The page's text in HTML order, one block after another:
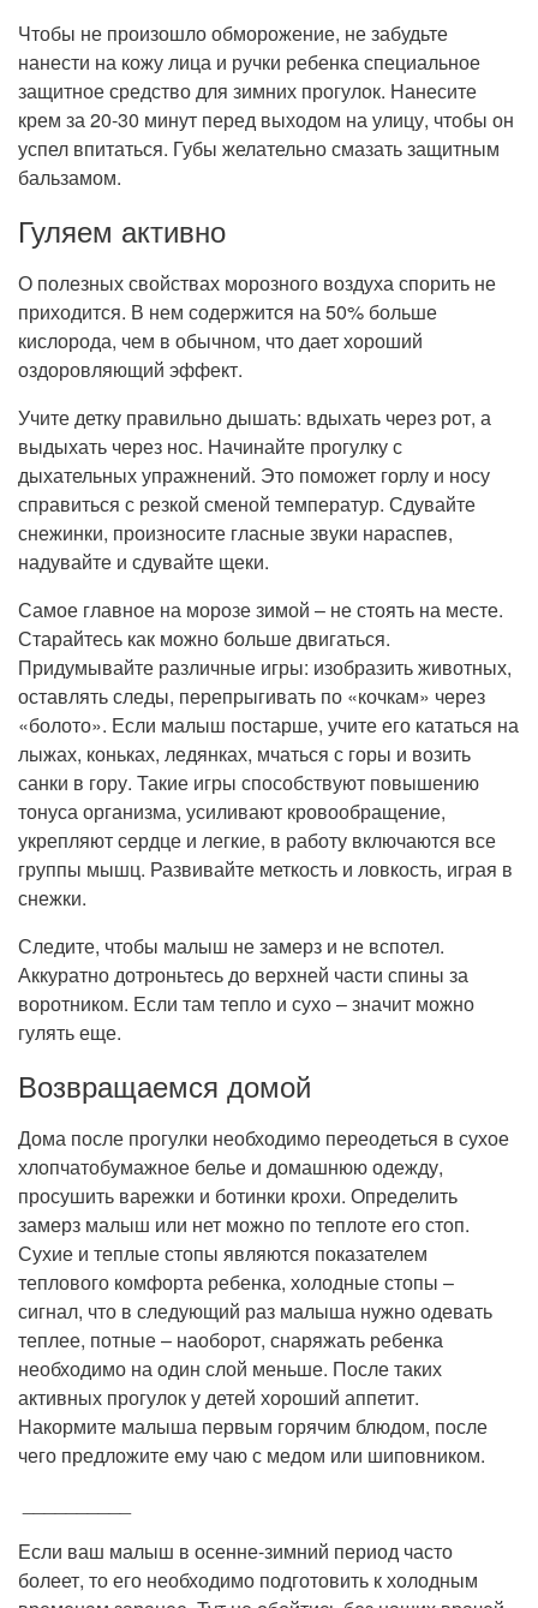
Чтобы не произошло обморожение, не забудьте
нанести на кожу лица и ручки ребенка специальное
защитное средство для зимних прогулок. Нанесите
крем за 20-30 минут перед выходом на улицу, чтобы он
успел впитаться. Губы желательно смазать защитным
бальзамом.
Гуляем активно
О полезных свойствах морозного воздуха спорить не
приходится. В нем содержится на 50% больше
кислорода, чем в обычном, что дает хороший
оздоровляющий эффект.
Учите детку правильно дышать: вдыхать через рот, а
выдыхать через нос. Начинайте прогулку с
дыхательных упражнений. Это поможет горлу и носу
справиться с резкой сменой температур. Сдувайте
снежинки, произносите гласные звуки нараспев,
надувайте и сдувайте щеки.
Самое главное на морозе зимой – не стоять на месте.
Старайтесь как можно больше двигаться.
Придумывайте различные игры: изобразить животных,
оставлять следы, перепрыгивать по «кочкам» через
«болото». Если малыш постарше, учите его кататься на
лыжах, коньках, ледянках, мчаться с горы и возить
санки в гору. Такие игры способствуют повышению
тонуса организма, усиливают кровообращение,
укрепляют сердце и легкие, в работу включаются все
группы мышц. Развивайте меткость и ловкость, играя в
снежки.
Следите, чтобы малыш не замерз и не вспотел.
Аккуратно дотроньтесь до верхней части спины за
воротником. Если там тепло и сухо – значит можно
гулять еще.
Возвращаемся домой
Дома после прогулки необходимо переодеться в сухое
хлопчатобумажное белье и домашнюю одежду,
просушить варежки и ботинки крохи. Определить
замерз малыш или нет можно по теплоте его стоп.
Сухие и теплые стопы являются показателем
теплового комфорта ребенка, холодные стопы –
сигнал, что в следующий раз малыша нужно одевать
теплее, потные – наоборот, снаряжать ребенка
необходимо на один слой меньше. После таких
активных прогулок у детей хороший аппетит.
Накормите малыша первым горячим блюдом, после
чего предложите ему чаю с медом или шиповником.
Если ваш малыш в осенне-зимний период часто
болеет, то его необходимо подготовить к холодным